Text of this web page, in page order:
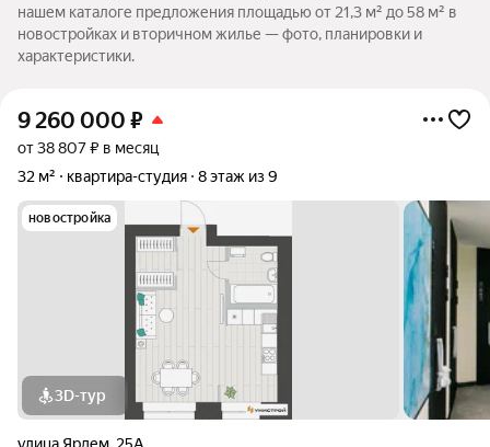
нашем каталоге предложения площадью от 21,3 м² до 58 м² в
новостройках и вторичном жилье — фото, планировки и
характеристики.
9 260 000 ₽
от 38 807 ₽ в месяц
32 м²
квартира-студия 8 этаж из 9
новостройка
3D-тур